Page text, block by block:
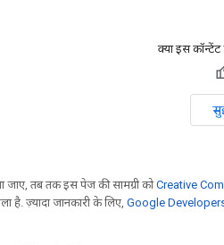
क्या इस
तब तक इस पेज की सामग्री कोCreative
है. ज़्यादा जानकारी के लिए, Google Developers